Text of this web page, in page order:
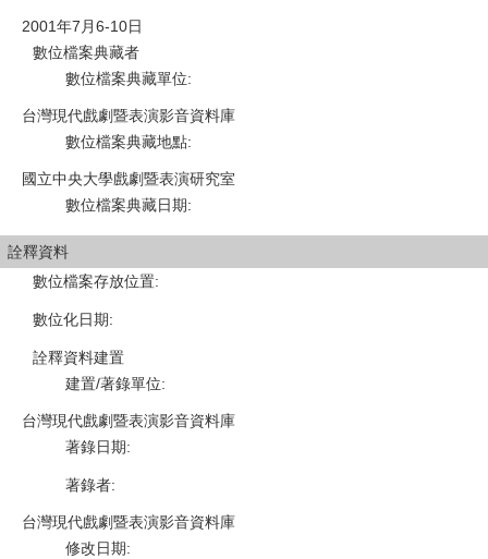
2001年7月6-10日
數位檔案典藏者
數位檔案典藏單位:
台灣現代戲劇暨表演影音資料庫
數位檔案典藏地點:
國立中央大學戲劇暨表演研究室
數位檔案典藏日期:
詮釋資料
數位檔案存放位置:
數位化日期:
詮釋資料建置
建置/著錄單位:
台灣現代戲劇暨表演影音資料庫
著錄日期:
著錄者:
台灣現代戲劇暨表演影音資料庫
修改日期: